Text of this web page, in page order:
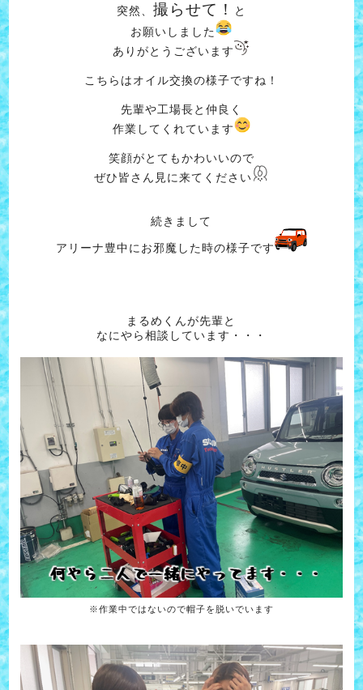
突然、 撮らせて！
と
お願いしました
ありがとうございます
こちらはオイル交換の様子ですね！
先輩や工場長と仲良く
作業してくれています
笑顔がとてもかわいいので
ぜひ皆さん見に来てください
続きまして
アリーナ豊中にお邪魔した時の様子です
まるめくんが先輩と
なにやら相談しています・・・
※作業中ではないので帽子を脱いでいます